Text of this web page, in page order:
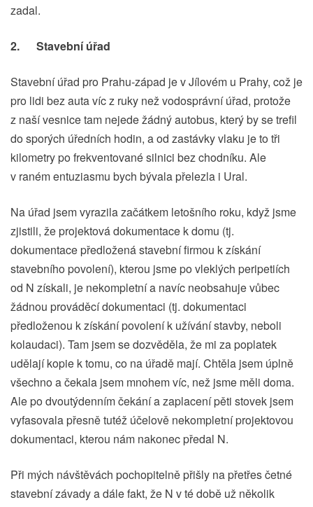
zadal.
2. Stavební úřad
Stavební úřad pro Prahu-západ je v Jílovém u Prahy, což je
pro lidi bez auta víc z ruky než vodosprávní úřad, protože
z naší vesnice tam nejede žádný autobus, který by se trefil
do sporých úředních hodin, a od zastávky vlaku je to tři
kilometry po frekventované silnici bez chodníku. Ale
v raném entuziasmu bych bývala přelezla i Ural.
Na úřad jsem vyrazila začátkem letošního roku, když jsme
zjistili, že projektová dokumentace k domu (tj.
dokumentace předložená stavební firmou k získání
stavebního povolení), kterou jsme po vleklých peripetiích
od N získali, je nekompletní a navíc neobsahuje vůbec
žádnou prováděcí dokumentaci (tj. dokumentaci
předloženou k získání povolení k užívání stavby, neboli
kolaudaci). Tam jsem se dozvěděla, že mi za poplatek
udělají kopie k tomu, co na úřadě mají. Chtěla jsem úplně
všechno a čekala jsem mnohem víc, než jsme měli doma.
Ale po dvoutýdenním čekání a zaplacení pěti stovek jsem
vyfasovala přesně tutéž účelově nekompletní projektovou
dokumentaci, kterou nám nakonec předal N.
Při mých návštěvách pochopitelně přišly na přetřes četné
stavební závady a dále fakt, že N v té době už několik